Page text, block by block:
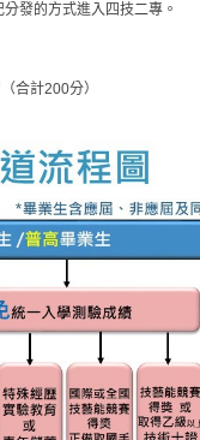
發的方式進入四技二專。
合計200分）